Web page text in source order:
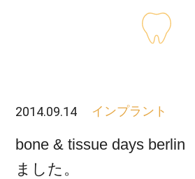
2014.09.14 インプラント
bone & tissue days
ました。